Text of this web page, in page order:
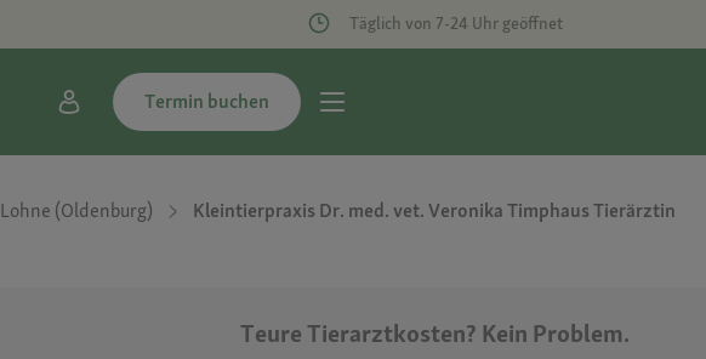
Täglich von 7-24 Uhr geöffnet
Termin buchen
Lohne (Oldenburg) Kleintierpraxis Dr. med. vet. Veronika Timphaus Tierärztin
Teure Tierarztkosten? Kein Problem.